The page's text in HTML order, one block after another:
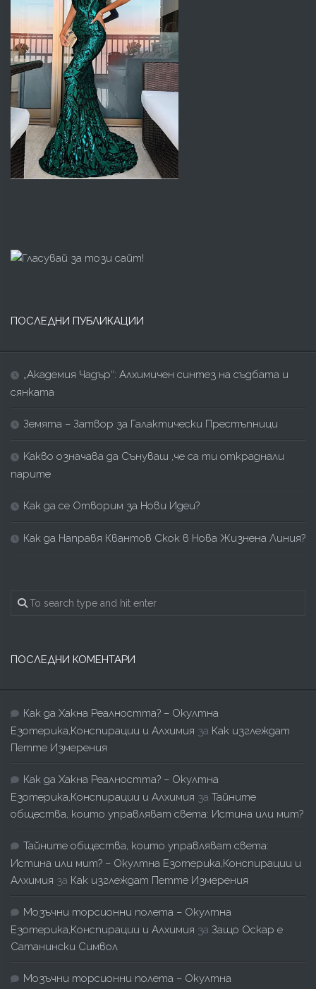
ПОСЛЕДНИ ПУБЛИКАЦИИ
„Академия Чадър“: Алхимичен синтез на съдбата и
сянката
Земята – Затвор за Галактически Престъпници
Kакво означава да Сънуваш ,че са ти откраднали
парите
Как да се Отворим за Нови Идеи?
Как да Направя Квантов Скок в Нова Жизнена Линия?
ПОСЛЕДНИ КОМЕНТАРИ
Как да Хакна Реалността? – Окултна
Езотерика,Конспирации и Алхимия за Как изглеждат
Петте Измерения
Как да Хакна Реалността? – Окултна
Езотерика,Конспирации и Алхимия за Тайните
общества, които управляват света: Истина или мит?
Тайните общества, които управляват света:
Истина или мит? – Окултна Езотерика,Конспирации и
Алхимия за Как изглеждат Петте Измерения
Мозъчни торсионни полета – Окултна
Езотерика,Конспирации и Алхимия за Защо Оскар е
Сатанински Символ
Мозъчни торсионни полета – Окултна